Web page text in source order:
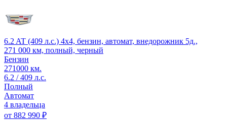
6.2 AT (409 л.с.) 4x4, бензин, автомат, внедорожник 5д.,
271 000 км, полный, черный
Бензин
271000 км.
6.2 / 409 л.с.
Полный
Автомат
4 владельца
от 882 990 ₽